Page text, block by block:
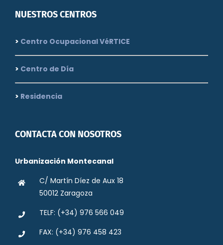
NUESTROS CENTROS
> Centro Ocupacional VéRTICE
> Centro de Día
> Residencia
CONTACTA CON NOSOTROS
Urbanización Montecanal
C/ Martín Díez de Aux 18
50012 Zaragoza
TELF: (+34) 976 566 049
FAX: (+34) 976 458 423